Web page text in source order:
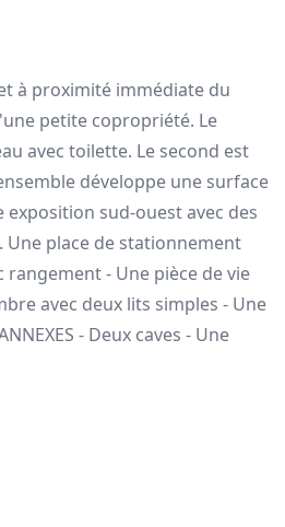
à proximité immédiate du
petite copropriété. Le
avec toilette. Le second est
développe une surface
exposition sud-ouest avec des
Une place de stationnement
rangement - Une pièce de vie
avec deux lits simples - Une
- Deux caves - Une